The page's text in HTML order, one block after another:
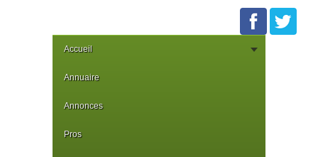
Accueil
Annuaire
Annonces
Pros